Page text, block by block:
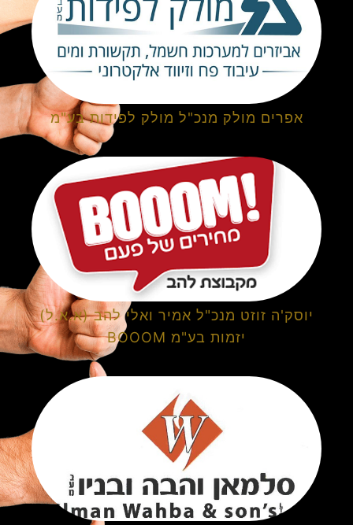
אפרים מולק מנכ"ל מולק לפידות בע"מ
יוסק'ה זוזט מנכ"ל אמיר ואלי להב (א.א.ל)
יזמות בע"מ BOOOM